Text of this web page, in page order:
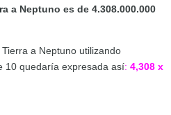
a Neptuno es de 4.308.000.000
a Neptuno utilizando
10 quedaría expresada así: 4,308 x